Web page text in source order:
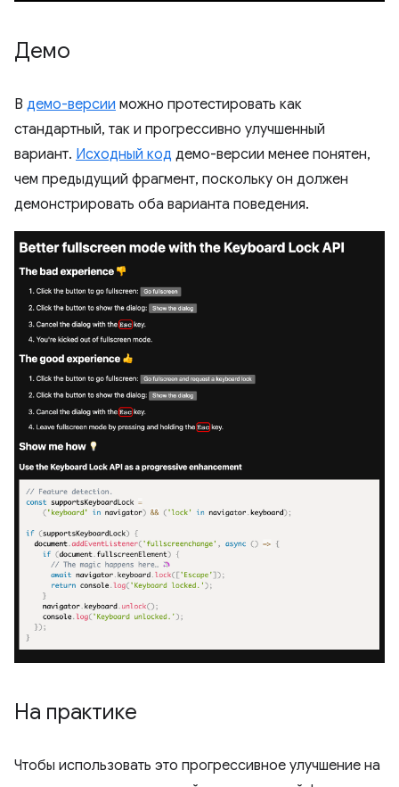
Демо
В демо-версии можно протестировать как
стандартный, так и прогрессивно улучшенный
вариант. Исходный код демо-версии менее понятен,
чем предыдущий фрагмент, поскольку он должен
демонстрировать оба варианта поведения.
На практике
Чтобы использовать это прогрессивное улучшение на